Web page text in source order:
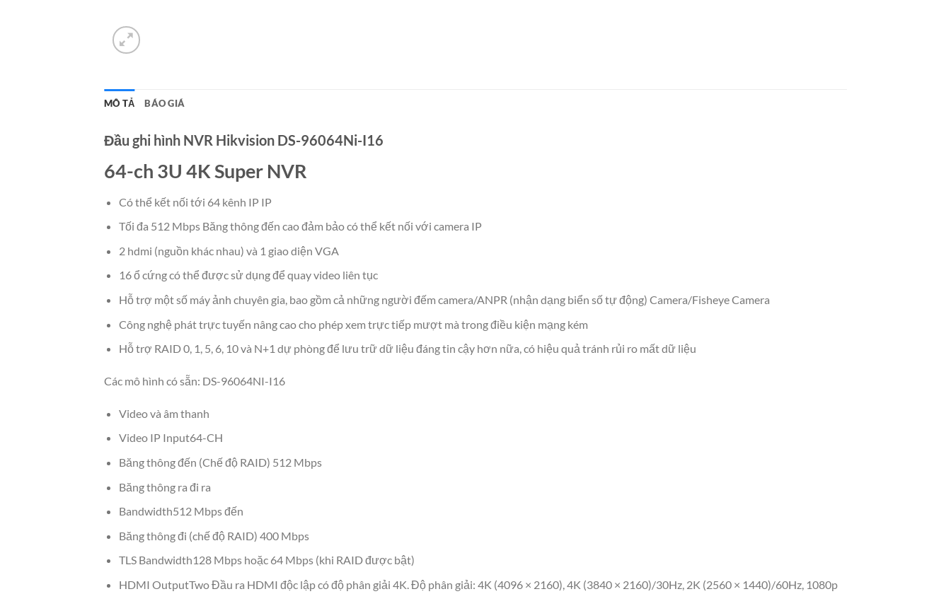
MÔ TẢ BÁO GIÁ
Đầu ghi hình NVR Hikvision DS-96064Ni-I16
64-ch 3U 4K Super NVR
Có thể kết nối tới 64 kênh IP IP
Tối đa 512 Mbps Băng thông đến cao đảm bảo có thể kết nối với camera IP
2 hdmi (nguồn khác nhau) và 1 giao diện VGA
16 ổ cứng có thể được sử dụng để quay video liên tục
Hỗ trợ một số máy ảnh chuyên gia, bao gồm cả những người đếm camera/ANPR (nhận dạng biển số tự động) Camera/Fisheye Camera
Công nghệ phát trực tuyến nâng cao cho phép xem trực tiếp mượt mà trong điều kiện mạng kém
Hỗ trợ RAID 0, 1, 5, 6, 10 và N+1 dự phòng để lưu trữ dữ liệu đáng tin cậy hơn nữa, có hiệu quả tránh rủi ro mất dữ liệu
Các mô hình có sẵn: DS-96064NI-I16
Video và âm thanh
Video IP Input64-CH
Băng thông đến (Chế độ RAID) 512 Mbps
Băng thông ra đi ra
Bandwidth512 Mbps đến
Băng thông đi (chế độ RAID) 400 Mbps
TLS Bandwidth128 Mbps hoặc 64 Mbps (khi RAID được bật)
HDMI OutputTwo Đầu ra HDMI độc lập có độ phân giải 4K. Độ phân giải: 4K (4096 × 2160), 4K (3840 × 2160)/30Hz, 2K (2560 × 1440)/60Hz, 1080p